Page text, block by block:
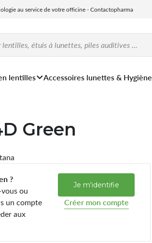
au service de votre officine - Contactopharma
lentilles Accessoires lunettes & Hygiène
Green
?
ou
un compte
aux
Je m'identifie
Créer mon compte